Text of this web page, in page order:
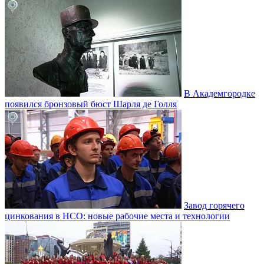
В Академгородке
появился бронзовый бюст Шарля де Голля
Завод горячего
цинкования в НСО: новые рабочие места и технологии